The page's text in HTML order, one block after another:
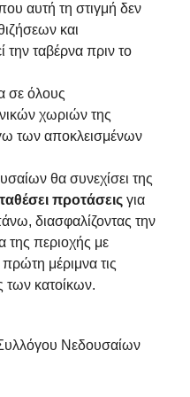
αυτή τη στιγμή δεν
και
την ταβέρνα πριν το
σε όλους
χωριών της
των αποκλεισμένων
θα συνεχίσει της
προτάσεις για
διασφαλίζοντας την
της περιοχής με
μέριμνα τις
των κατοίκων.
Νεδουσαίων